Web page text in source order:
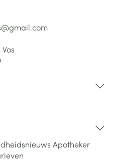
gmail.com
Apotheker